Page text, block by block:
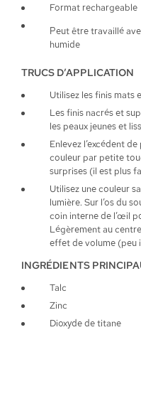
Format rechargeable
Peut être travaillé
humide
TRUCS D’APPLICATION
Utilisez les finis mats
Les finis nacrés et
les peaux jeunes et
Enlevez l’excédent
couleur par petite
surprises (il est plus
Utilisez une couleur
lumière. Sur l’os du
coin interne de l’œil
Légèrement au
effet de volume (peu
INGRÉDIENTS
Talc
Zinc
Dioxyde de titane